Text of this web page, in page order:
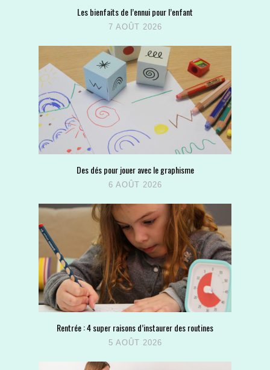
Les bienfaits de l’ennui pour l’enfant
7 AOÛT 2026
Des dés pour jouer avec le graphisme
6 AOÛT 2026
Rentrée : 4 super raisons d’instaurer des routines
5 AOÛT 2026